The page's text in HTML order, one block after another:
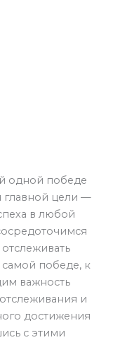
одной победе
главной цели —
в любой
самой победе, к
важность
и
достижения
с этими